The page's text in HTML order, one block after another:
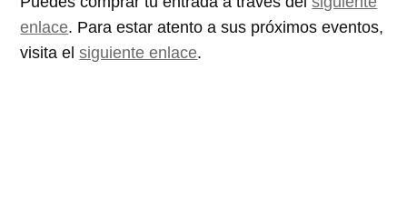
enlace. Para estar atento a sus próximos eventos,
visita elsiguiente enlace.